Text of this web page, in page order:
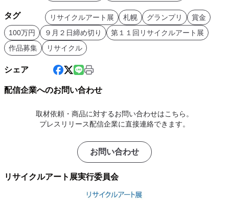
タグ リサイクルアート展 札幌 グランプリ
賞金
100万円
９月２日締め切り
第１１回リサイクルアート展
作品募集
リサイクル
シェア
配信企業へのお問い合わせ
取材依頼・商品に対するお問い合わせはこちら。
プレスリリース配信企業に直接連絡できます。
お問い合わせ
リサイクルアート展実行委員会